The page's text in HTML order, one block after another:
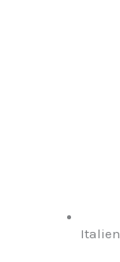
Italien